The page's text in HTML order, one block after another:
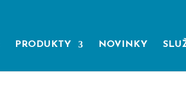
PRODUKTY NOVINKY